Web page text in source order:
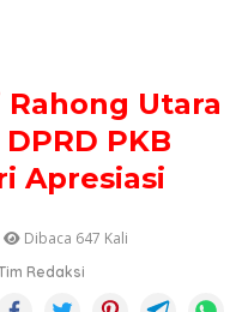
Utara
PKB
Apresiasi
Dibaca 647 Kali
Redaksi